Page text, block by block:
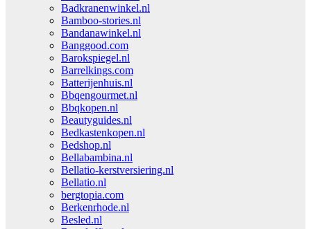
Badkranenwinkel.nl
Bamboo-stories.nl
Bandanawinkel.nl
Banggood.com
Barokspiegel.nl
Barrelkings.com
Batterijenhuis.nl
Bbqengourmet.nl
Bbqkopen.nl
Beautyguides.nl
Bedkastenkopen.nl
Bedshop.nl
Bellabambina.nl
Bellatio-kerstversiering.nl
Bellatio.nl
bergtopia.com
Berkenrhode.nl
Besled.nl